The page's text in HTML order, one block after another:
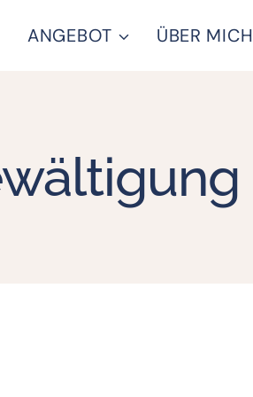
ANGEBOT ÜBER MICH